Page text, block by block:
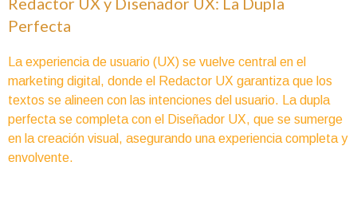
Perfecta
La experiencia de usuario (UX) se vuelve central en el
marketing digital, donde el Redactor UX garantiza que los
textos se alineen con las intenciones del usuario. La dupla
perfecta se completa con el Diseñador UX, que se sumerge
en la creación visual, asegurando una experiencia completa y
envolvente.